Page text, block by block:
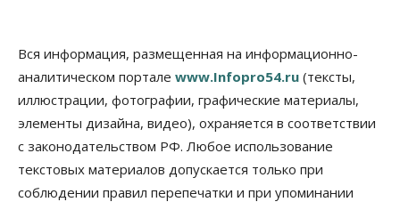
Вся информация, размещенная на информационно-
аналитическом портале www.Infopro54.ru (тексты,
иллюстрации, фотографии, графические материалы,
элементы дизайна, видео), охраняется в соответствии
с законодательством РФ. Любое использование
текстовых материалов допускается только при
соблюдении правил перепечатки и при упоминании